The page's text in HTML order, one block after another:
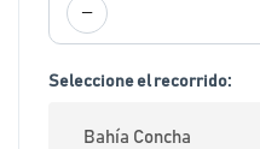
−
Seleccione el recorrido: